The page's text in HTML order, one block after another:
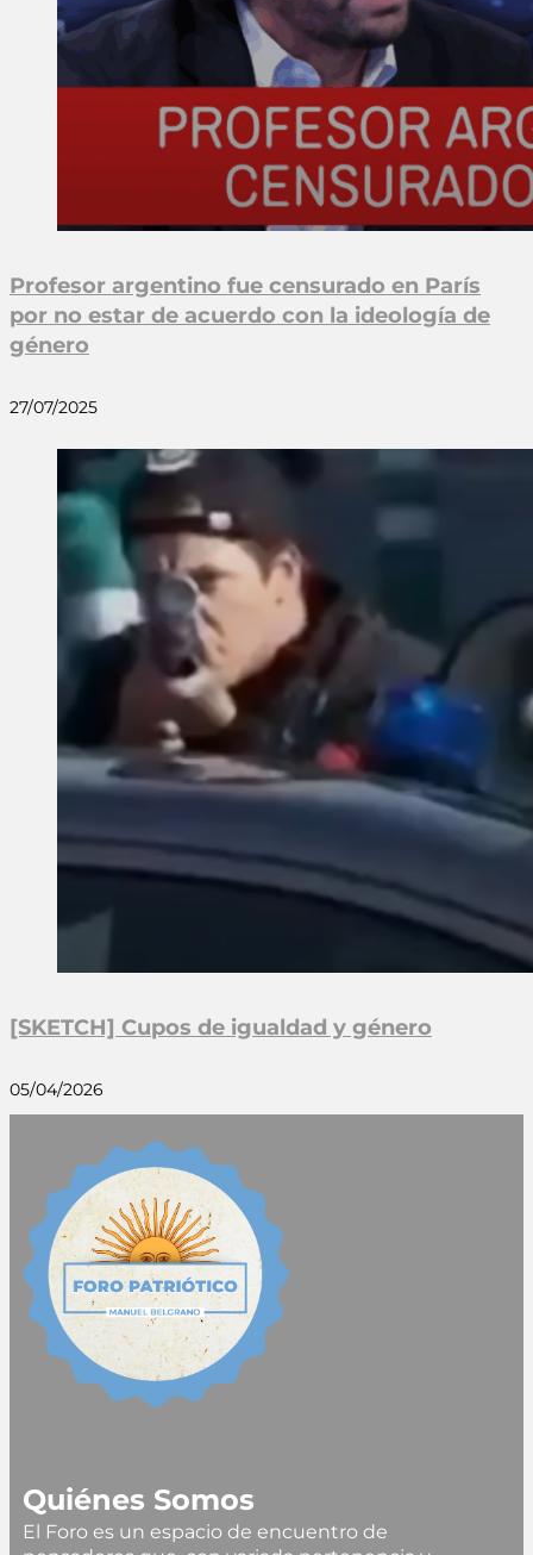
Profesor argentino fue censurado en París
por no estar de acuerdo con la ideología de
género
27/07/2025
[SKETCH] Cupos de igualdad y género
05/04/2026
Quiénes Somos
El Foro es un espacio de encuentro de